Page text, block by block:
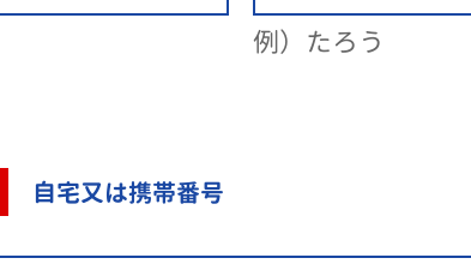
例）たろう
自宅又は携帯番号